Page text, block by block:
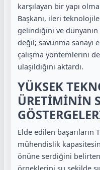
karşılayan bir yapı
Başkanı, ileri
gelindiğini ve
değil; savunma sanayi
çalışma yöntemlerini
ulaşıldığını aktardı.
YÜKSEK
ÜRETİMİNİN
Elde edilen
mühendislik
önüne serdiğini
örneklerini şu şekilde